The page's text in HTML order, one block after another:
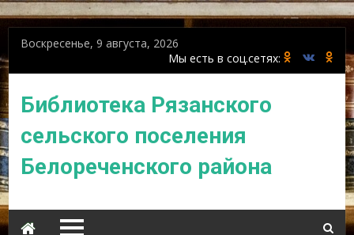
Воскресенье, 9 августа, 2026
Библиотека Рязанского
сельского поселения
Белореченского района